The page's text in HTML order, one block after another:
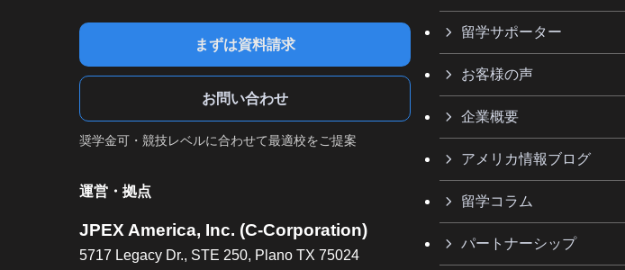
まずは資料請求
お問い合わせ
奨学金可・競技レベルに合わせて最適校をご提案
運営・拠点
JPEX America, Inc. (C-Corporation)
5717 Legacy Dr., STE 250, Plano TX 75024
留学サポーター
お客様の声
企業概要
アメリカ情報ブログ
留学コラム
パートナーシップ